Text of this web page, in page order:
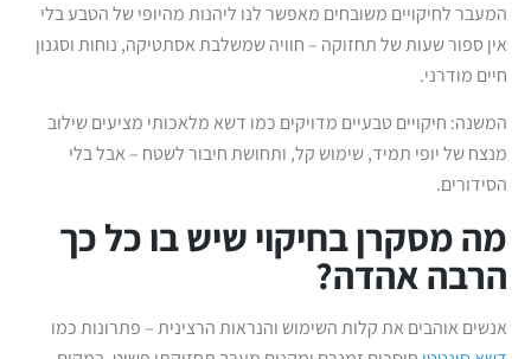
המעבר לחיקויים משובחים מאפשר לנו ליהנות מהיופי של הטבע בלי
אין ספור שעות של תחזוקה – חוויה שמשלבת אסתטיקה, נוחות וסגנון
חיים מודרני.
המשנה: חיקויים טבעיים מדויקים כמו דשא מלאכותי מציעים שילוב
מנצח של יופי תמיד, שימוש קל, ותחושת חיבור לשטח – אבל בלי
הסידורים.
מה מסקרן בחיקוי שיש בו כל כך
הרבה אהדה?
אנשים אוהבים את קלות השימוש והנראות הרצינית – פתרונות כמו